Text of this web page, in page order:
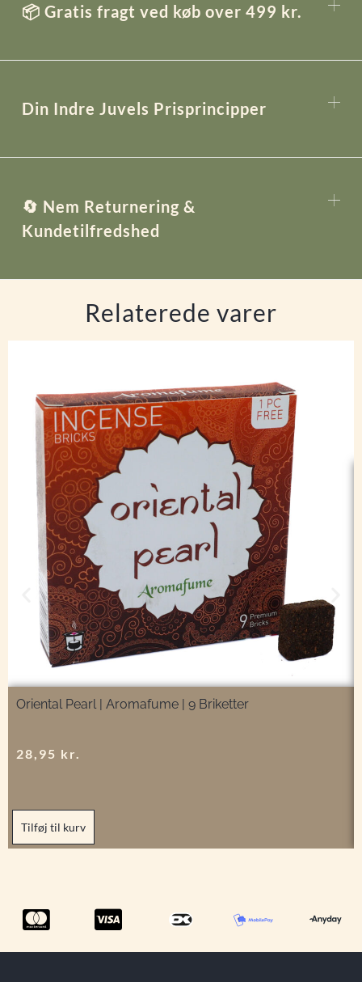
📦 Gratis fragt ved køb over 499 kr.
Din Indre Juvels Prisprincipper
🔄 Nem Returnering &
Kundetilfredshed
Relaterede varer
Oriental Pearl | Aromafume | 9 Briketter
28,95 kr.
Tilføj til kurv